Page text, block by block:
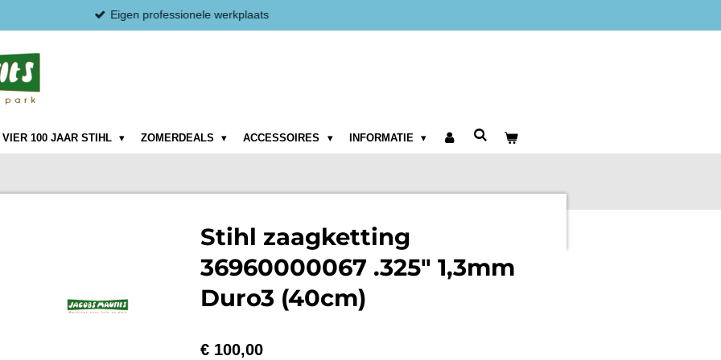
Eigen professionele werkplaats
VIER 100 JAAR STIHL ZOMERDEALS ACCESSOIRES INFORMATIE
Stihl zaagketting
36960000067 .325" 1,3mm
Duro3 (40cm)
€ 100,00